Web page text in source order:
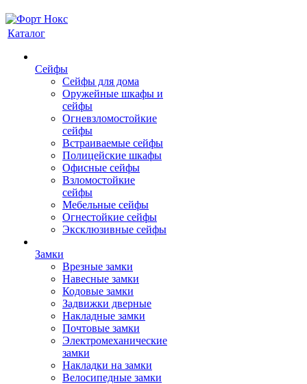
Каталог
Сейфы
Сейфы для дома
Оружейные шкафы и
сейфы
Огневзломостойкие
сейфы
Встраиваемые сейфы
Полицейские шкафы
Офисные сейфы
Взломостойкие
сейфы
Мебельные сейфы
Огнестойкие сейфы
Эксклюзивные сейфы
Замки
Врезные замки
Навесные замки
Кодовые замки
Задвижки дверные
Накладные замки
Почтовые замки
Электромеханические
замки
Накладки на замки
Велосипедные замки